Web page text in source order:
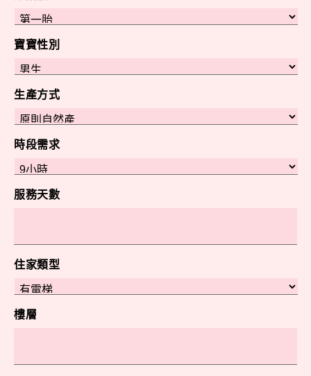
寶寶性別
生產方式
時段需求
服務天數
住家類型
樓層